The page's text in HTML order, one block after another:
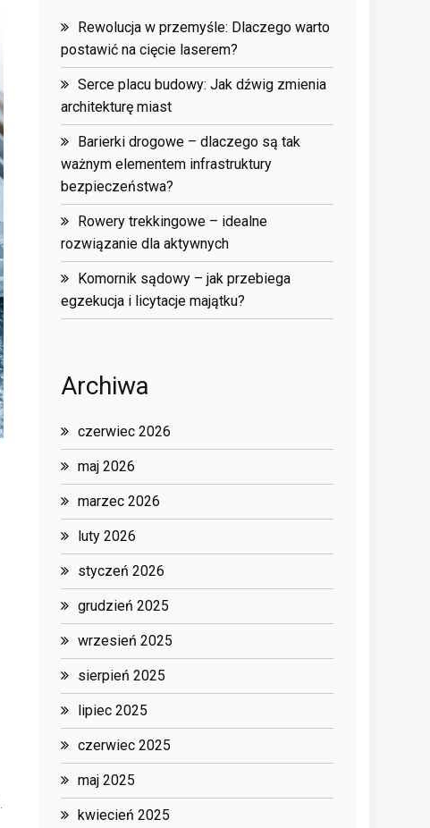
Rewolucja w przemyśle: Dlaczego warto
postawić na cięcie laserem?
Serce placu budowy: Jak dźwig zmienia
architekturę miast
Barierki drogowe – dlaczego są tak
ważnym elementem infrastruktury
bezpieczeństwa?
Rowery trekkingowe – idealne
rozwiązanie dla aktywnych
Komornik sądowy – jak przebiega
egzekucja i licytacje majątku?
Archiwa
czerwiec 2026
maj 2026
marzec 2026
luty 2026
styczeń 2026
grudzień 2025
wrzesień 2025
sierpień 2025
lipiec 2025
czerwiec 2025
maj 2025
kwiecień 2025